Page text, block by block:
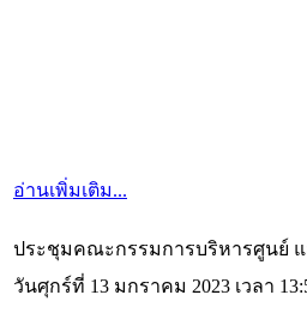
อ่านเพิ่มเติม...
ประชุมคณะกรรมการบริหารศูนย์
วันศุกร์ที่ 13 มกราคม 2023 เวลา